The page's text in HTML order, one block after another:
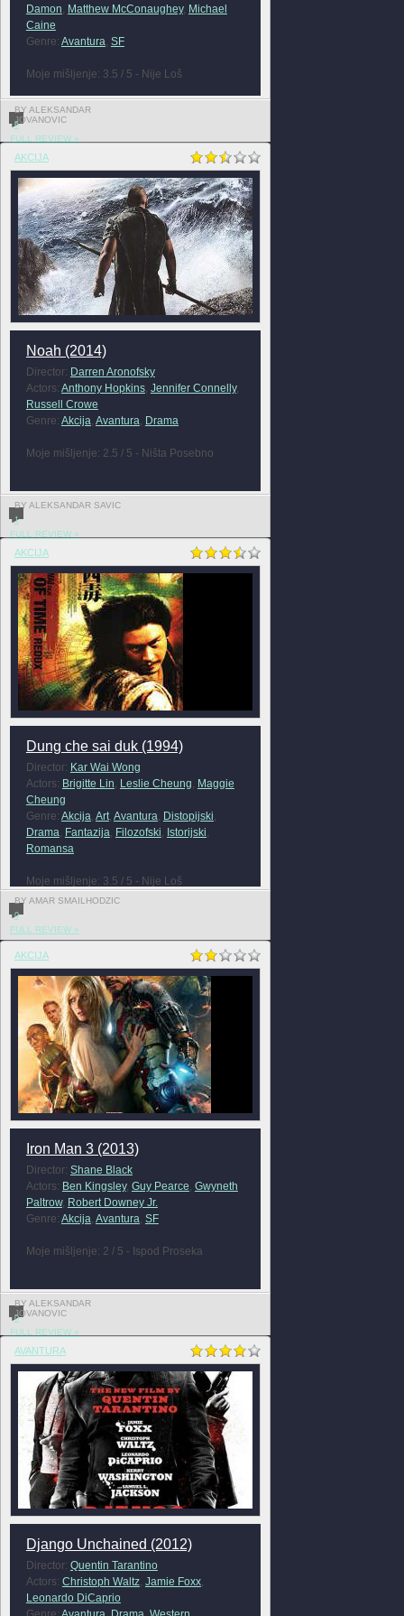
Damon Matthew McConaughey, Michael
Caine
Genre: Avantura SF
Moje mišljenje: 3.5 / 5 - Nije Loš
BY ALEKSANDAR
JOVANOVIC
6
FULL REVIEW »
AKCIJA
Noah (2014)
Director: Darren Aronofsky
Actors: Anthony Hopkins, Jennifer Connelly,
Russell Crowe
Genre: Akcija Avantura Drama
Moje mišljenje: 2.5 / 5 - Ništa Posebno
BY ALEKSANDAR SAVIC
1
FULL REVIEW »
AKCIJA
Dung che sai duk (1994)
Director: Kar Wai Wong
Actors: Brigitte Lin Leslie Cheung Maggie
Cheung
Genre: Akcija Art, Avantura Distopijski
Drama Fantazija Filozofski Istorijski
Romansa
Moje mišljenje: 3.5 / 5 - Nije Loš
BY AMAR SMAILHODZIC
0
FULL REVIEW »
AKCIJA
Iron Man 3 (2013)
Director: Shane Black
Actors: Ben Kingsley, Guy Pearce Gwyneth
Paltrow, Robert Downey Jr.
Genre: Akcija Avantura SF
Moje mišljenje: 2 / 5 - Ispod Proseka
BY ALEKSANDAR
JOVANOVIC
0
FULL REVIEW »
AVANTURA
Django Unchained (2012)
Director: Quentin Tarantino
Actors: Christoph Waltz, Jamie Foxx,
Leonardo DiCaprio